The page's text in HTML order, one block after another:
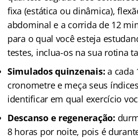
fixa (estática ou dinâmica),
abdominal e a corrida de 12
para o qual você esteja
testes, inclua-os na sua rotina
Simulados quinzenais: a cada
cronometre e meça seus
identificar em qual exercício
Descanso e regeneração:
8 horas por noite, pois é